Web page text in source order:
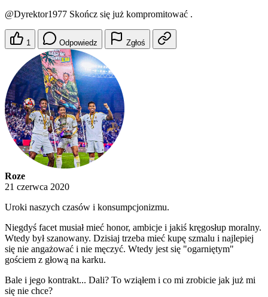
@Dyrektor1977 Skończ się już kompromitować .
1 Odpowiedz Zgłoś
Roze
21 czerwca 2020
Uroki naszych czasów i konsumpcjonizmu.
Niegdyś facet musiał mieć honor, ambicje i jakiś kręgosłup moralny.
Wtedy był szanowany. Dzisiaj trzeba mieć kupę szmalu i najlepiej
się nie angażować i nie męczyć. Wtedy jest się "ogarniętym"
gościem z głową na karku.
Bale i jego kontrakt... Dali? To wziąłem i co mi zrobicie jak już mi
się nie chce?